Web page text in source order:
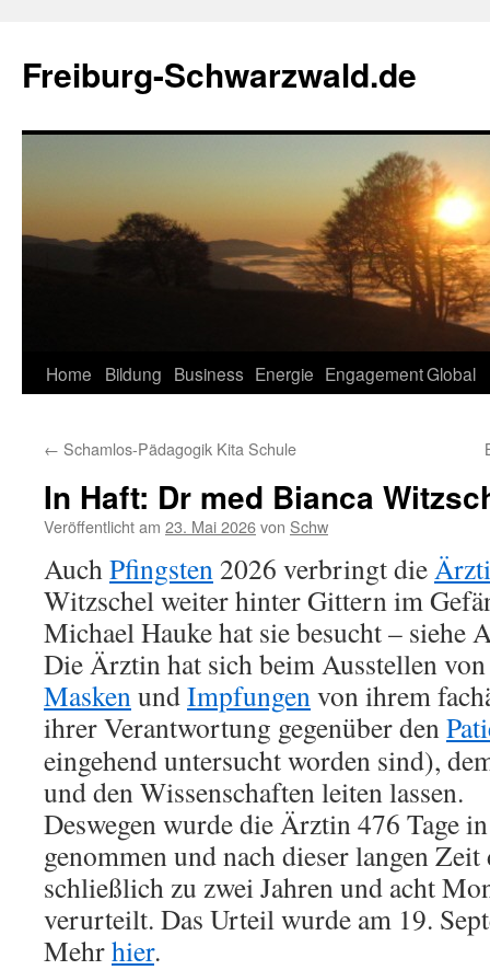
springen
Freiburg-Schwarzwald.de
Home Bildung Business Energie EngagementGlobal
← Schamlos-Pädagogik Kita Schule
In Haft: Dr med Bianca
Veröffentlicht am 23. Mai 2026von Schw
AuchPfingsten 2026 verbringt die
Witzschel weiter hinter Gittern im
Michael Hauke hat sie besucht – siehe
Die Ärztin hat sich beim Ausstellen
MaskenundImpfungenvon ihrem
ihrer Verantwortung gegenüber den
eingehend untersucht worden sind),
und den Wissenschaften leiten lassen.
Deswegen wurde die Ärztin 476 Tage
genommen und nach dieser langen
schließlich zu zwei Jahren und acht
verurteilt. Das Urteil wurde am 19.
Mehrhier.